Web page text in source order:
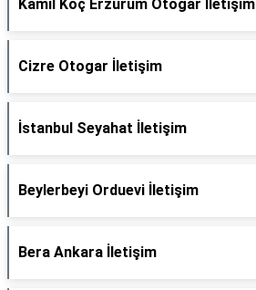
Kamil Koç Erzurum Otogar İletişim
Cizre Otogar İletişim
İstanbul Seyahat İletişim
Beylerbeyi Orduevi İletişim
Bera Ankara İletişim